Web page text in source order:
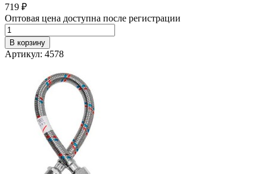
719 ₽
Оптовая цена доступна после регистрации
В корзину
Артикул: 4578